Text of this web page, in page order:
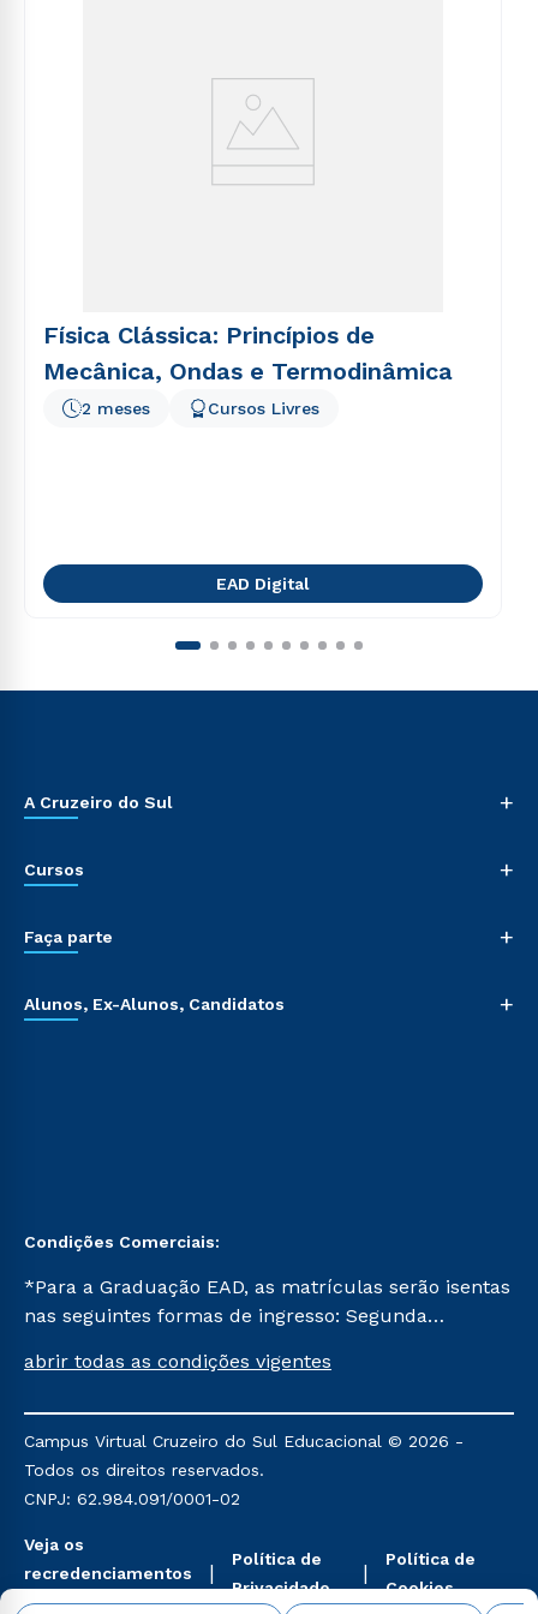
Física Clássica: Princípios de
Mecânica, Ondas e Termodinâmica
2 meses Cursos Livres
EAD Digital
A Cruzeiro do Sul +
Cursos +
Faça parte +
Alunos, Ex-Alunos, Candidatos +
Condições Comerciais:
*Para a Graduação EAD, as matrículas serão isentas
nas seguintes formas de ingresso: Segunda
Já para as demais, a taxa de matrícula será de R$
mencionadas são referentes aos cursos: Ensino
Religioso, Geografia para a Docência e Metodologia
do Ensino de História: Questões Atuais.
abrir todas as condições vigentes
Campus Virtual Cruzeiro do Sul Educacional © 2026 -
Todos os direitos reservados.
CNPJ: 62.984.091/0001-02
Veja os
recredenciamentos
aqui
Política de
Privacidade
Política de
Cookies